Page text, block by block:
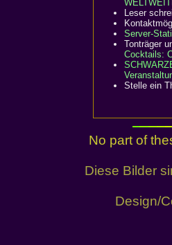
Leser
Server-
Tonträger
Cocktails:
Stelle ein
No part of
Diese Bilder
Design/